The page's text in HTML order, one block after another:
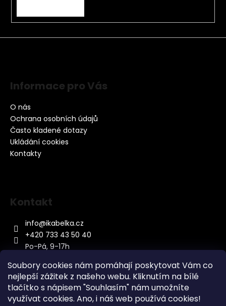
Soubory cookies nám pomáhají poskytovat Vám co
nejlepší zážitek z našeho webu. Kliknutím na bílé
tlačítko s nápisem "Souhlasím" nám umožníte
využívat cookies. Ano, i náš web používá cookies!
Informace pro Vás
O nás
Ochrana osobních údajů
Často kladené dotazy
Ukládání cookies
Kontakty
Kontakt
info@ikabelka.cz
+420 733 43 50 40
Po-Pá, 9-17h